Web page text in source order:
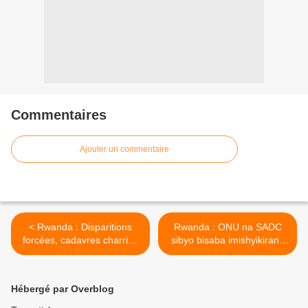
Commentaires
Ajouter un commentaire
< Rwanda : Disparitions
forcées, cadavres charriés
par une rivière, déni des
Rwanda : ONU na SADC
sibyo bisaba imishyikirano
na... >
Hébergé par Overblog